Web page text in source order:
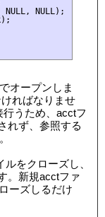
NULL, NULL);
オープンしま
ればなりませ
うため、acctフ
れず、参照する
をクローズし、
。新規acctファ
ーズしるだけ